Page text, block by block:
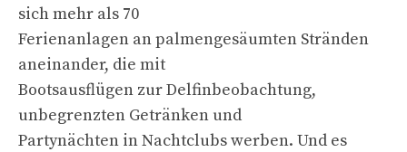
sich mehr als 70
Ferienanlagen an palmengesäumten Stränden
aneinander, die mit
Bootsausflügen zur Delfinbeobachtung,
unbegrenzten Getränken und
Partynächten in Nachtclubs werben. Und es